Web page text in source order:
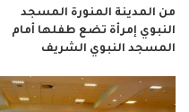
من المدينة المنورة المسجد
النبوي إمرأة تضع طفلها أمام
المسجد النبوي الشريف